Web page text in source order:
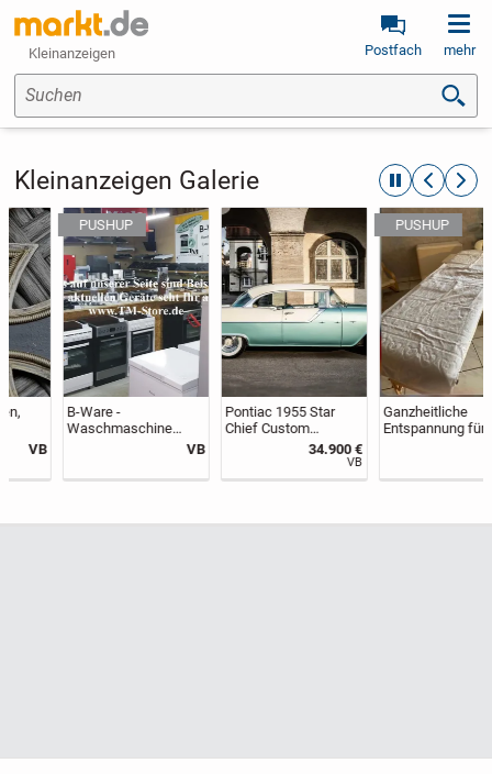
Kleinanzeigen Postfach mehr
Suchen
Kleinanzeigen Galerie automatische
B-Ware -
Waschmaschine
Trockner
Einbauherd Kochfeld
Side E-Herd Backofen
Pontiac 1955 Star
Chief Custom
Catalina - Oldtimer /34.900 €
Ganzheitliche
Entspannung für
Körper und Geist
privater und mobiler
Wellness-Service zu